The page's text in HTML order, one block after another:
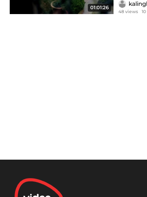
01:01:26
48 views